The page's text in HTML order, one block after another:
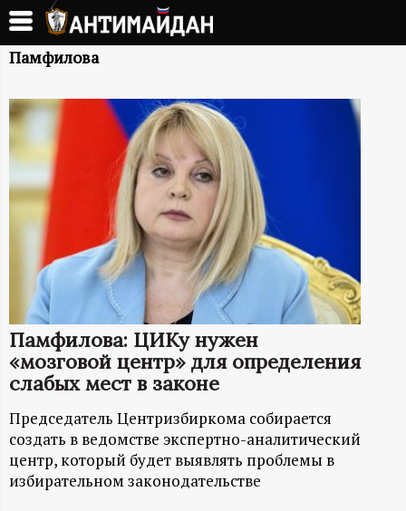
Перейти
основному
А
Н
Т
И
М
Й
Д
А
Н
-
Памфилова
Памфилова: ЦИКу нужен
«мозговой центр» для определения
слабых мест в законе
Председатель Центризбиркома собирается
создать в ведомстве экспертно-аналитический
центр, который будет выявлять проблемы в
избирательном законодательстве